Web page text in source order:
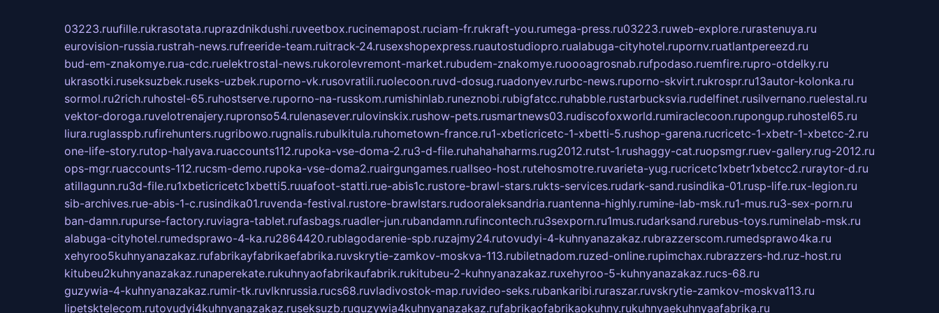
03223.ruufille.rukrasotata.ruprazdnikdushi.ruveetbox.rucinemapost.ruciam-fr.rukraft-you.rumega-press.ru03223.ruweb-explore.rurastenuya.ru
eurovision-russia.rustrah-news.rufreeride-team.ruitrack-24.rusexshopexpress.ruautostudiopro.rualabuga-cityhotel.rupornv.ruatlantpereezd.ru
bud-em-znakomye.rua-cdc.ruelektrostal-news.rukorolevremont-market.rubudem-znakomye.ruoooagrosnab.rufpodaso.ruemfire.rupro-otdelky.ru
ukrasotki.ruseksuzbek.ruseks-uzbek.ruporno-vk.rusovratili.ruolecoon.ruvd-dosug.ruadonyev.rurbc-news.ruporno-skvirt.rukrospr.ru13autor-kolonka.ru
sormol.ru2rich.ruhostel-65.ruhostserve.ruporno-na-russkom.rumishinlab.runeznobi.rubigfatcc.ruhabble.rustarbucksvia.rudelfinet.rusilvernano.ruelestal.ru
vektor-doroga.ruvelotrenajery.rupronso54.rulenasever.rulovinskix.rushow-pets.rusmartnews03.rudiscofoxworld.rumiraclecoon.rupongup.ruhostel65.ru
liura.ruglasspb.rufirehunters.rugribowo.rugnalis.rubulkitula.ruhometown-france.ru1-xbeticricetc-1-xbetti-5.rushop-garena.rucricetc-1-xbetr-1-xbetcc-2.ru
one-life-story.rutop-halyava.ruaccounts112.rupoka-vse-doma-2.ru3-d-file.ruhahahaharms.rug2012.rutst-1.rushaggy-cat.ruopsmgr.ruev-gallery.rug-2012.ru
ops-mgr.ruaccounts-112.rucsm-demo.rupoka-vse-doma2.ruairgungames.ruallseo-host.rutehosmotre.ruvarieta-yug.rucricetc1xbetr1xbetcc2.ruraytor-d.ru
atillagunn.ru3d-file.ru1xbeticricetc1xbetti5.ruuafoot-statti.rue-abis1c.rustore-brawl-stars.rukts-services.rudark-sand.rusindika-01.rusp-life.rux-legion.ru
sib-archives.rue-abis-1-c.rusindika01.ruvenda-festival.rustore-brawlstars.rudooraleksandria.ruantenna-highly.rumine-lab-msk.ru1-mus.ru3-sex-porn.ru
ban-damn.rupurse-factory.ruviagra-tablet.rufasbags.ruadler-jun.rubandamn.rufincontech.ru3sexporn.ru1mus.rudarksand.rurebus-toys.ruminelab-msk.ru
alabuga-cityhotel.rumedsprawo-4-ka.ru2864420.rublagodarenie-spb.ruzajmy24.rutovudyi-4-kuhnyanazakaz.rubrazzerscom.rumedsprawo4ka.ru
xehyroo5kuhnyanazakaz.rufabrikayfabrikaefabrika.ruvskrytie-zamkov-moskva-113.rubiletnadom.ruzed-online.rupimchax.rubrazzers-hd.ruz-host.ru
kitubeu2kuhnyanazakaz.runaperekate.rukuhnyaofabrikaufabrik.rukitubeu-2-kuhnyanazakaz.ruxehyroo-5-kuhnyanazakaz.rucs-68.ru
guzywia-4-kuhnyanazakaz.rumir-tk.ruvlknrussia.rucs68.ruvladivostok-map.ruvideo-seks.rubankaribi.ruraszar.ruvskrytie-zamkov-moskva113.ru
lipetsktelecom.rutovudyi4kuhnyanazakaz.ruseksuzb.ruguzywia4kuhnyanazakaz.rufabrikaofabrikaokuhny.rukuhnyaekuhnyaafabrika.ru